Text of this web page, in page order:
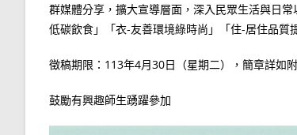
群媒體分享，擴大宣導層面，深入民眾生活與日
低碳飲食」「衣-友善環境綠時尚」「住-居住品質
徵稿期限：113年4月30日（星期二），簡章詳
鼓勵有興趣師生踴躍參加